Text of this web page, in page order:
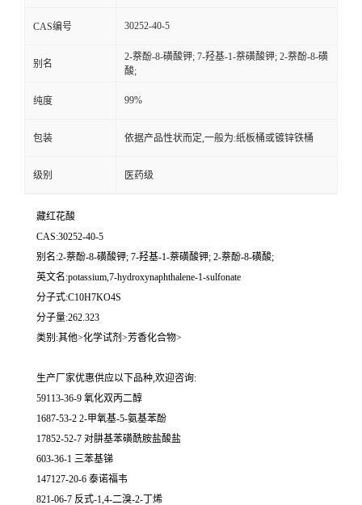
CAS编号 30252-40-5
别名
2-萘酚-8-磺酸钾; 7-羟基-1-萘磺酸钾; 2-萘酚-8-磺
酸;
纯度 99%
包装 依据产品性状而定,一般为:纸板桶或镀锌铁桶
级别 医药级
藏红花酸
CAS:30252-40-5
别名:2-萘酚-8-磺酸钾; 7-羟基-1-萘磺酸钾; 2-萘酚-8-磺酸;
英文名:potassium,7-hydroxynaphthalene-1-sulfonate
分子式:C10H7KO4S
分子量:262.323
类别:其他>化学试剂>芳香化合物>
生产厂家优惠供应以下品种,欢迎咨询:
59113-36-9 氧化双丙二醇
1687-53-2 2-甲氧基-5-氨基苯酚
17852-52-7 对肼基苯磺酰胺盐酸盐
603-36-1 三苯基锑
147127-20-6 泰诺福韦
821-06-7 反式-1,4-二溴-2-丁烯